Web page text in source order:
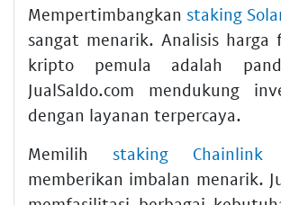
Mempertimbangkan staking
sangat menarik. Analisis harga
kripto pemula adalah
JualSaldo.com mendukung
dengan layanan terpercaya.
Memilih staking Chainlink
memberikan imbalan menarik.